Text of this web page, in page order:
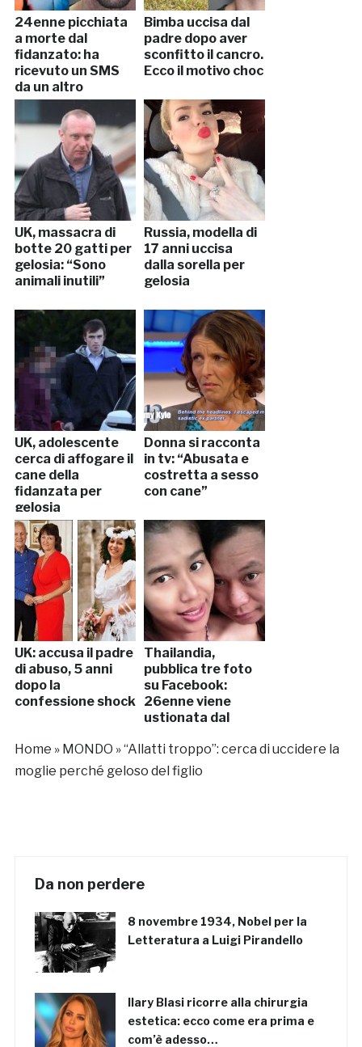
24enne picchiata
a morte dal
fidanzato: ha
ricevuto un SMS
da un altro
Bimba uccisa dal
padre dopo aver
sconfitto il cancro.
Ecco il motivo choc
UK, massacra di
botte 20 gatti per
gelosia: “Sono
animali inutili”
Russia, modella di
17 anni uccisa
dalla sorella per
gelosia
UK, adolescente
cerca di affogare il
cane della
fidanzata per
gelosia
Donna si racconta
in tv: “Abusata e
costretta a sesso
con cane”
UK: accusa il padre
di abuso, 5 anni
dopo la
confessione shock
Thailandia,
pubblica tre foto
su Facebook:
26enne viene
ustionata dal
Home » MONDO »“Allatti troppo”: cerca di uccidere la
moglie perché geloso del figlio
Da non perdere
8 novembre 1934, Nobel per la
Letteratura a Luigi Pirandello
Ilary Blasi ricorre alla chirurgia
estetica: ecco come era prima e
com’è adesso…